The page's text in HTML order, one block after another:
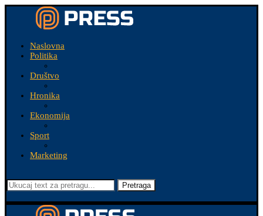
Naslovna
Politika
Društvo
Hronika
Ekonomija
Sport
Marketing
Pretraga